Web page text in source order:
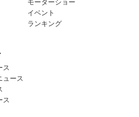
モーターショー
イベント
ランキング
ス
ュース
ス